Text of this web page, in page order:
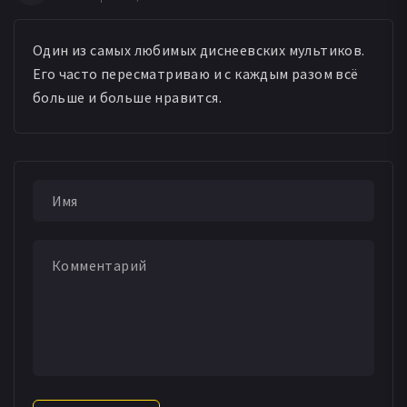
Один из самых любимых диснеевских мультиков.
Его часто пересматриваю и с каждым разом всё
больше и больше нравится.